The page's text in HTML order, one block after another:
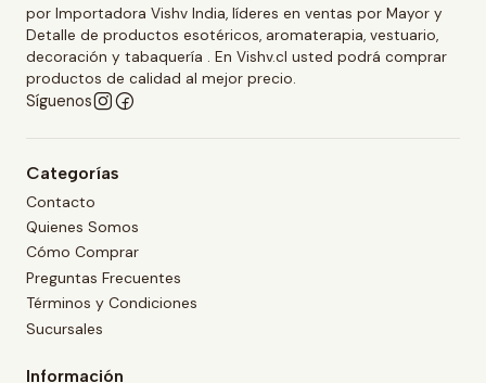
por Importadora Vishv India, líderes en ventas por Mayor y
Detalle de productos esotéricos, aromaterapia, vestuario,
decoración y tabaquería . En Vishv.cl usted podrá comprar
productos de calidad al mejor precio.
Síguenos
Categorías
Contacto
Quienes Somos
Cómo Comprar
Preguntas Frecuentes
Términos y Condiciones
Sucursales
Información